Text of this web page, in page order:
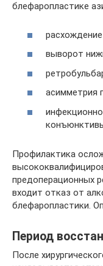
блефаропластике
выворот
асимметрия
Профилактика
предоперационных
входит отказ от
блефаропластики.
Период
После